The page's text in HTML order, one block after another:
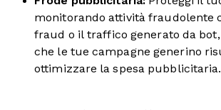
monitorando attività fraudolente
fraud o il traffico generato da
che le tue campagne generino
ottimizzare la spesa pubblicitaria.